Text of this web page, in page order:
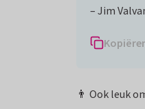
– Jim
👨 Ook leuk